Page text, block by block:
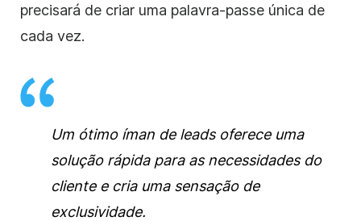
precisará de criar uma palavra-passe única de
cada vez.
Um ótimo íman de leads oferece uma
solução rápida para as necessidades do
cliente e cria uma sensação de
exclusividade.